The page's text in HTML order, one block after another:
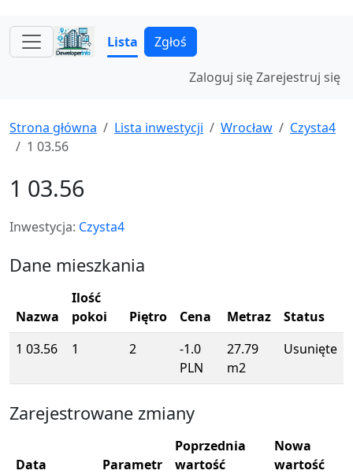
Lista Zgłoś
Zaloguj sięZarejestruj się
Strona główna Lista inwestycji Wrocław
Czysta4
1 03.56
1 03.56
Inwestycja: Czysta4
Dane mieszkania
Nazwa
Ilość
pokoi
Piętro Cena Metraz
Status
1 03.56
1 2
-1.0
PLN
27.79
m2
Usunięte
Zarejestrowane zmiany
Data Parametr
Poprzednia
wartość
Nowa
wartość